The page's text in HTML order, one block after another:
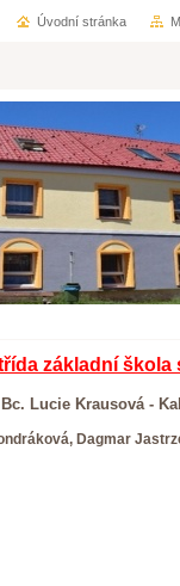
základní škola
Bc. Lucie Krausová -
Dagmar
Úvodní stránka